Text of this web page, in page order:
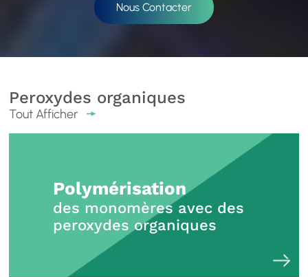
Nous Contacter
Peroxydes organiques
Tout Afficher
Polymérisation
des monomères avec des
peroxydes organiques